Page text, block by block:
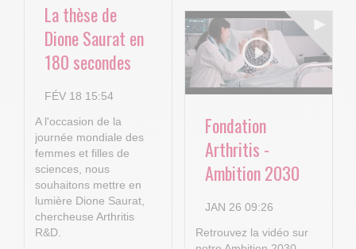
La thèse de
Dione Saurat en
180 secondes
FÉV 18 15:54
A l'occasion de la
journée mondiale des
femmes et filles de
sciences, nous
souhaitons mettre en
lumière Dione Saurat,
chercheuse Arthritis
R&D.
Fondation
Arthritis -
Ambition 2030
JAN 26 09:26
Retrouvez la vidéo sur